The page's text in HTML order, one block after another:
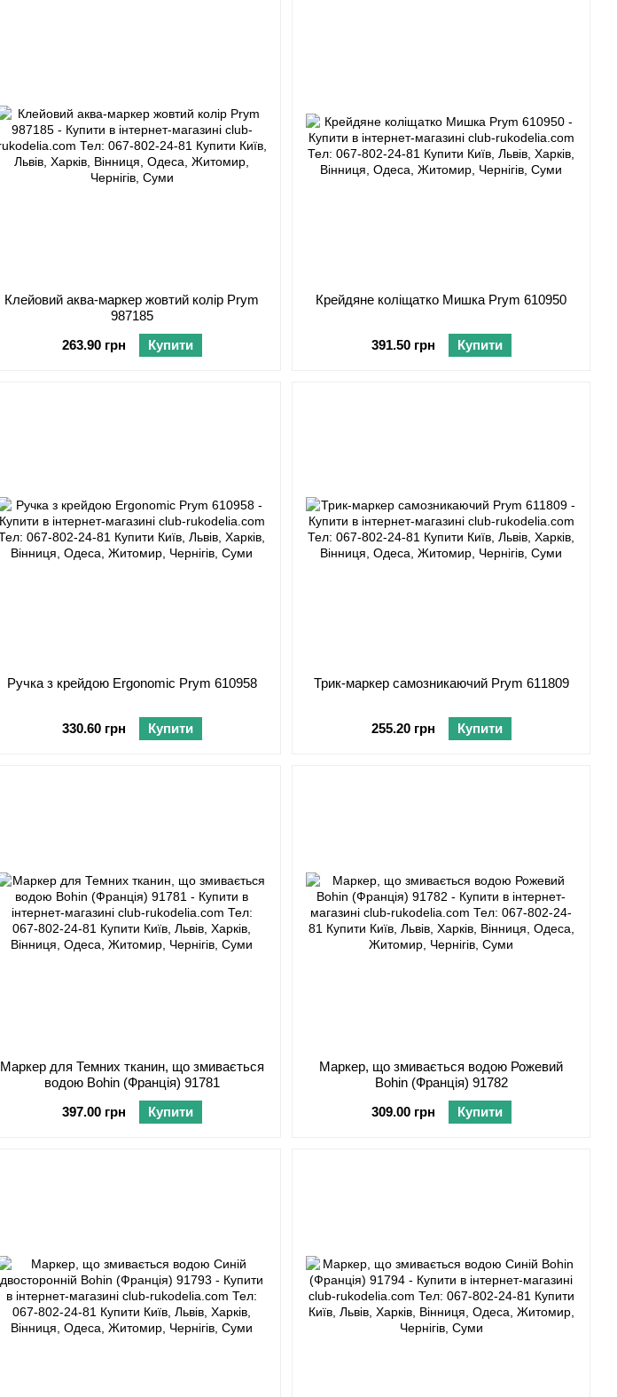
Клейовий аква-маркер жовтий колір Prym
987185
263.90 грн
Купити
Крейдяне коліщатко Мишка Prym 610950
391.50 грн Купити
Ручка з крейдою Ergonomic Prym 610958
330.60 грн Купити
Трик-маркер самозникаючий Prym 611809
255.20 грн Купити
Маркер для Темних тканин, що змивається
водою Bohin (Франція) 91781
397.00 грн
Купити
Маркер, що змивається водою Рожевий
Bohin (Франція) 91782
309.00 грн
Купити